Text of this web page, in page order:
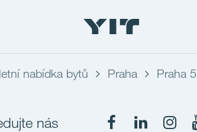
nabídka bytů Praha Praha 5
nás